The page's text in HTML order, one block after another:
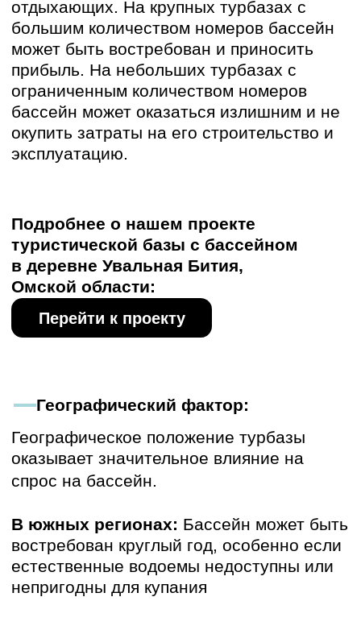
оборудования.
Оценка срока окупаемости: на
основе прогнозируемой загрузки
базы отдыха и дохода от бассейна.
Альтернативные решения
в результате расчетов не окупается,
можно рассмотреть альтернативные
варианты водных развлечений, которые
могут быть более экономичными и
востребованными: